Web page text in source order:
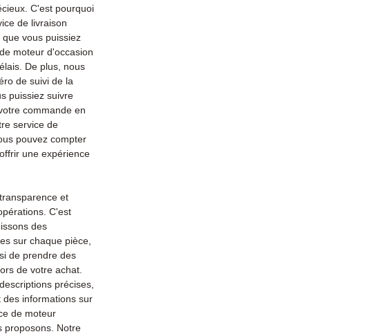
C'est pourquoi
de livraison
vous puissiez
moteur d'occasion
De plus, nous
de suivi de la
puissiez suivre
commande en
service de
pouvez compter
une expérience
et
C'est
des
sur chaque pièce,
de prendre des
de votre achat.
précises,
des informations sur
de moteur
proposons. Notre